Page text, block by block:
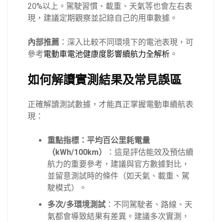
20%以上。駕駛習慣、載重、天氣等也會左右表
現，建議定期觀察並記錄自己的用車數據。
內部推薦 ：深入比較不同環境下的電池表現，可
參考電動車電池健康度影響續航力全解析 。
如何解讀實測結果及常見誤區
正確解讀測試數據，才能真正掌握電動車續航表
現：
重點指標：平均百公里耗電量
（kWh/100km）
：這是評估能效及預估續
航力的重要參考，建議與官方數據對比，
並留意測試時的條件（如天氣、載重、駕
駛模式）。
多次/多環境測試 ：不同駕駛者、路線、天
氣都會導致結果有差異。建議多次實測，